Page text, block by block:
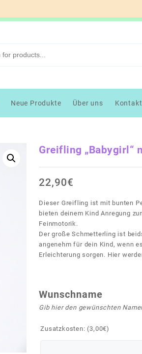
Neue Produkte Über uns Kontakt
Greifling „Babygirl“
22,90€
Dieser Greifling ist mit bunten
bieten deinem Kind Anregung
Feinmotorik.
Der große Schmetterling ist
angenehm für dein Kind, wenn
Erleichterung sorgen. Hier
Wunschname
Gib hier den gewünschten
Zusatzkosten: (3,00€)